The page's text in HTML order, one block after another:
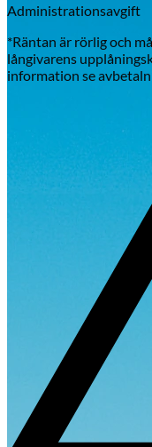
Administrationsavgift
*Räntan är rörlig och
långivarens
information se